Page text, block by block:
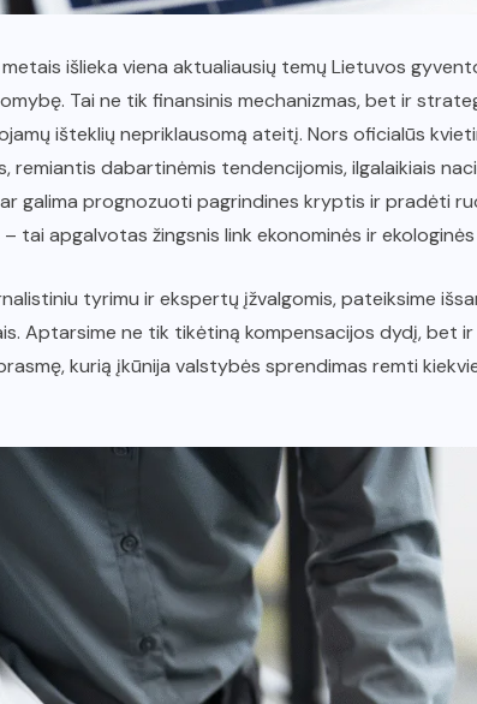
metais išlieka viena aktualiausių temų Lietuvos
Tai ne tik finansinis mechanizmas, bet ir
išteklių nepriklausomą ateitį. Nors oficialūs
dabartinėmis tendencijomis, ilgalaikiais
galima prognozuoti pagrindines kryptis ir pradėti
tai apgalvotas žingsnis link ekonominės ir
tyrimu ir ekspertų įžvalgomis, pateiksime
Aptarsime ne tik tikėtiną kompensacijos dydį, bet ir
kurią įkūnija valstybės sprendimas remti